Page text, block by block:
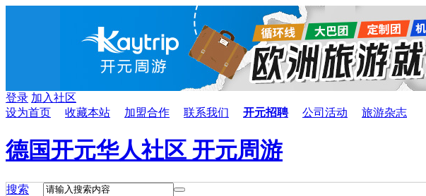
登录 加入社区
设为首页
收藏本站 加盟合作 联系我们 开元招聘 公司活动 旅游杂志
德国开元华人社区 开元周游
搜索